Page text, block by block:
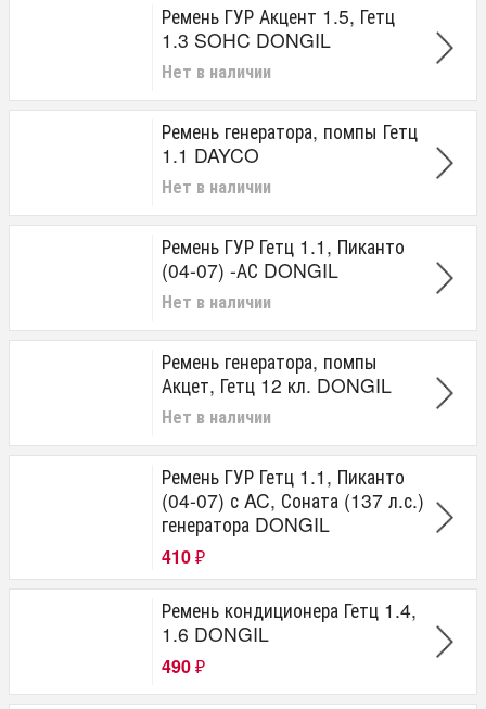
Ремень ГУР Акцент 1.5, Гетц
1.3 SOHC DONGIL
Нет в наличии
Ремень генератора, помпы Гетц
1.1 DAYCO
Нет в наличии
Ремень ГУР Гетц 1.1, Пиканто
(04-07) -АС DONGIL
Нет в наличии
Ремень генератора, помпы
Акцет, Гетц 12 кл. DONGIL
Нет в наличии
Ремень ГУР Гетц 1.1, Пиканто
(04-07) с AC, Соната (137 л.с.)
генератора DONGIL
410 ₽
Ремень кондиционера Гетц 1.4,
1.6 DONGIL
490 ₽